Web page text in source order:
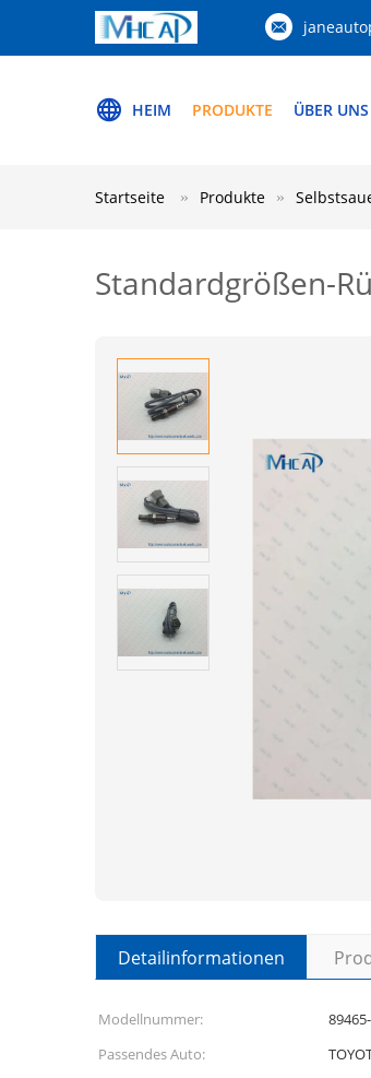
HEIM PRODUKTE ÜBER UNS
Startseite Produkte
Standardgrößen-
Detailinformationen
Modellnummer:
Passendes Auto: